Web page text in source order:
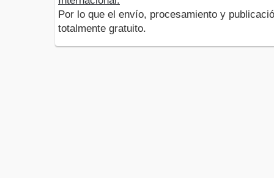
Por lo que el envío, procesamiento y
totalmente gratuito.